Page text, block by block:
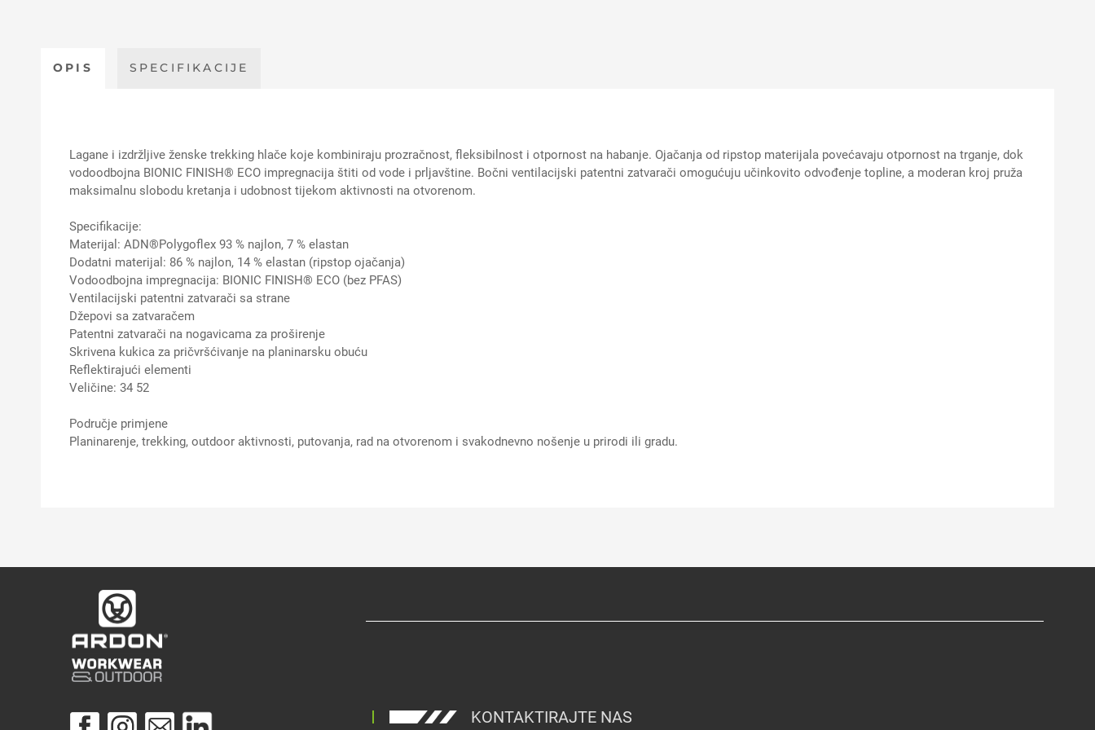
OPIS SPECIFIKACIJE
Lagane i izdržljive ženske trekking hlače koje kombiniraju prozračnost, fleksibilnost i otpornost na habanje. Ojačanja od ripstop materijala povećavaju otpornost na trganje, dok
vodoodbojna BIONIC FINISH® ECO impregnacija štiti od vode i prljavštine. Bočni ventilacijski patentni zatvarači omogućuju učinkovito odvođenje topline, a moderan kroj pruža
maksimalnu slobodu kretanja i udobnost tijekom aktivnosti na otvorenom.
Specifikacije:
Materijal: ADN®Polygoflex 93 % najlon, 7 % elastan
Dodatni materijal: 86 % najlon, 14 % elastan (ripstop ojačanja)
Vodoodbojna impregnacija: BIONIC FINISH® ECO (bez PFAS)
Ventilacijski patentni zatvarači sa strane
Džepovi sa zatvaračem
Patentni zatvarači na nogavicama za proširenje
Skrivena kukica za pričvršćivanje na planinarsku obuću
Reflektirajući elementi
Veličine: 34 52
Područje primjene
Planinarenje, trekking, outdoor aktivnosti, putovanja, rad na otvorenom i svakodnevno nošenje u prirodi ili gradu.
KONTAKTIRAJTE NAS